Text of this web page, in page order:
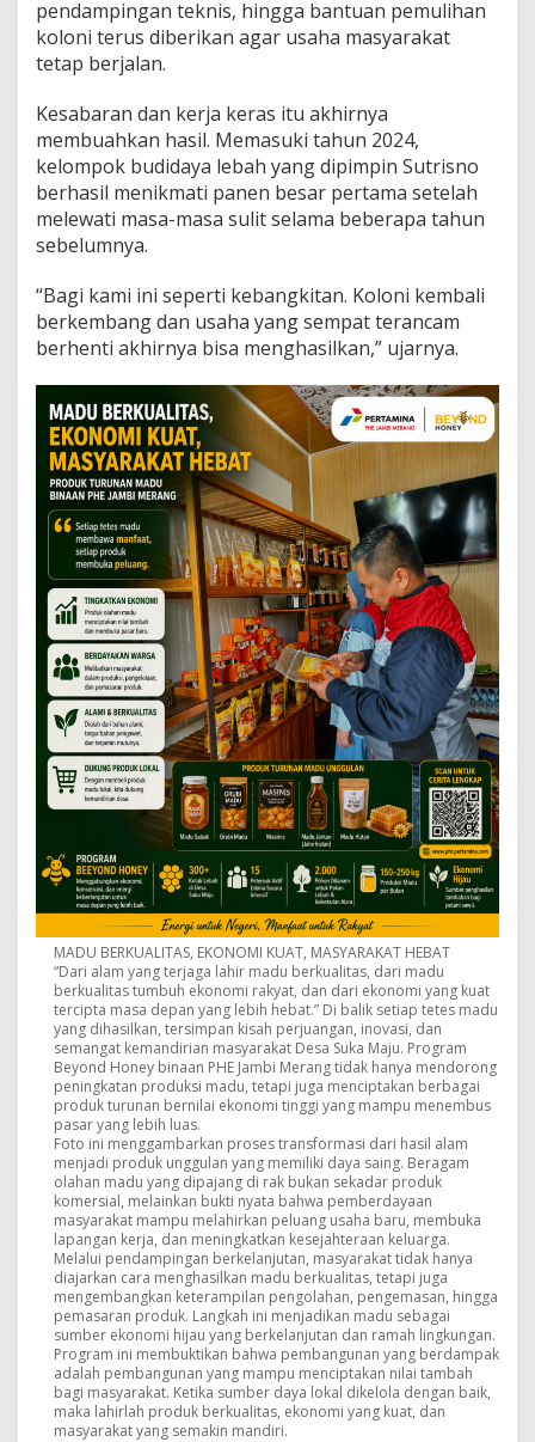
pendampingan teknis, hingga bantuan pemulihan
koloni terus diberikan agar usaha masyarakat
tetap berjalan.
Kesabaran dan kerja keras itu akhirnya
membuahkan hasil. Memasuki tahun 2024,
kelompok budidaya lebah yang dipimpin Sutrisno
berhasil menikmati panen besar pertama setelah
melewati masa-masa sulit selama beberapa tahun
sebelumnya.
“Bagi kami ini seperti kebangkitan. Koloni kembali
berkembang dan usaha yang sempat terancam
berhenti akhirnya bisa menghasilkan,” ujarnya.
MADU BERKUALITAS, EKONOMI KUAT, MASYARAKAT HEBAT
“Dari alam yang terjaga lahir madu berkualitas, dari madu
berkualitas tumbuh ekonomi rakyat, dan dari ekonomi yang kuat
tercipta masa depan yang lebih hebat.” Di balik setiap tetes madu
yang dihasilkan, tersimpan kisah perjuangan, inovasi, dan
semangat kemandirian masyarakat Desa Suka Maju. Program
Beyond Honey binaan PHE Jambi Merang tidak hanya mendorong
peningkatan produksi madu, tetapi juga menciptakan berbagai
produk turunan bernilai ekonomi tinggi yang mampu menembus
pasar yang lebih luas.
Foto ini menggambarkan proses transformasi dari hasil alam
menjadi produk unggulan yang memiliki daya saing. Beragam
olahan madu yang dipajang di rak bukan sekadar produk
komersial, melainkan bukti nyata bahwa pemberdayaan
masyarakat mampu melahirkan peluang usaha baru, membuka
lapangan kerja, dan meningkatkan kesejahteraan keluarga.
Melalui pendampingan berkelanjutan, masyarakat tidak hanya
diajarkan cara menghasilkan madu berkualitas, tetapi juga
mengembangkan keterampilan pengolahan, pengemasan, hingga
pemasaran produk. Langkah ini menjadikan madu sebagai
sumber ekonomi hijau yang berkelanjutan dan ramah lingkungan.
Program ini membuktikan bahwa pembangunan yang berdampak
adalah pembangunan yang mampu menciptakan nilai tambah
bagi masyarakat. Ketika sumber daya lokal dikelola dengan baik,
maka lahirlah produk berkualitas, ekonomi yang kuat, dan
masyarakat yang semakin mandiri.